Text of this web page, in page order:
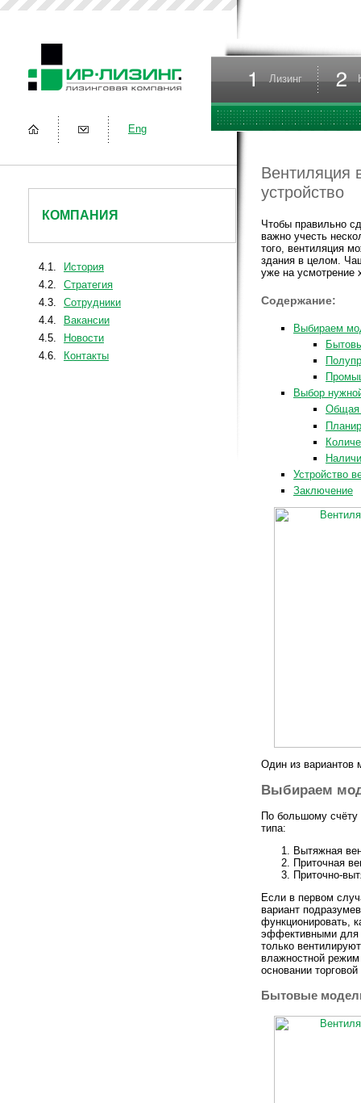
Eng
КОМПАНИЯ
4.1.
История
4.2.
Стратегия
4.3.
Сотрудники
4.4.
Вакансии
4.5.
Новости
4.6.
Контакты
Лизинг
Вентиляция
устройство
Чтобы правильно
важно учесть
того, вентиляция
здания в целом.
уже на усмотрение
Содержание:
Выбираем
Выбор
Общая
Устройство
Заключение
Один из вариантов
Выбираем
По большому счёту
типа:
Вытяжная
Приточная
Приточно-
Если в первом
вариант
функционировать,
эффективными для
только
влажностной
основании
Бытовые